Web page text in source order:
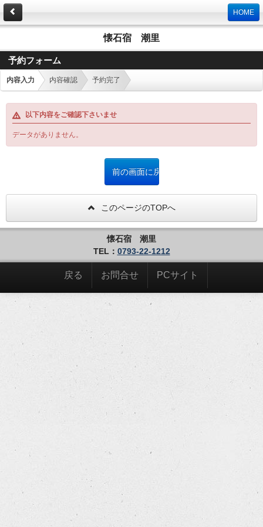
HOME
懐石宿 潮里
予約フォーム
内容入力 内容確認 予約完了
以下内容をご確認下さいませ
データがありません。
このページのTOPへ
懐石宿 潮里
TEL： 0793-22-1212
戻る お問合せ PCサイト